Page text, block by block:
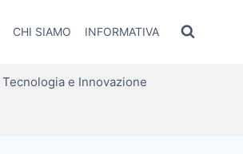
CHI SIAMO INFORMATIVA
Tecnologia e Innovazione